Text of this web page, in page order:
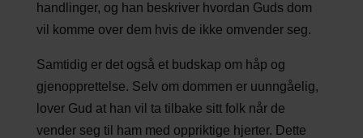
handlinger, og han beskriver hvordan Guds dom
vil komme over dem hvis de ikke omvender seg.
Samtidig er det også et budskap om håp og
gjenopprettelse. Selv om dommen er uunngåelig,
lover Gud at han vil ta tilbake sitt folk når de
vender seg til ham med oppriktige hjerter. Dette